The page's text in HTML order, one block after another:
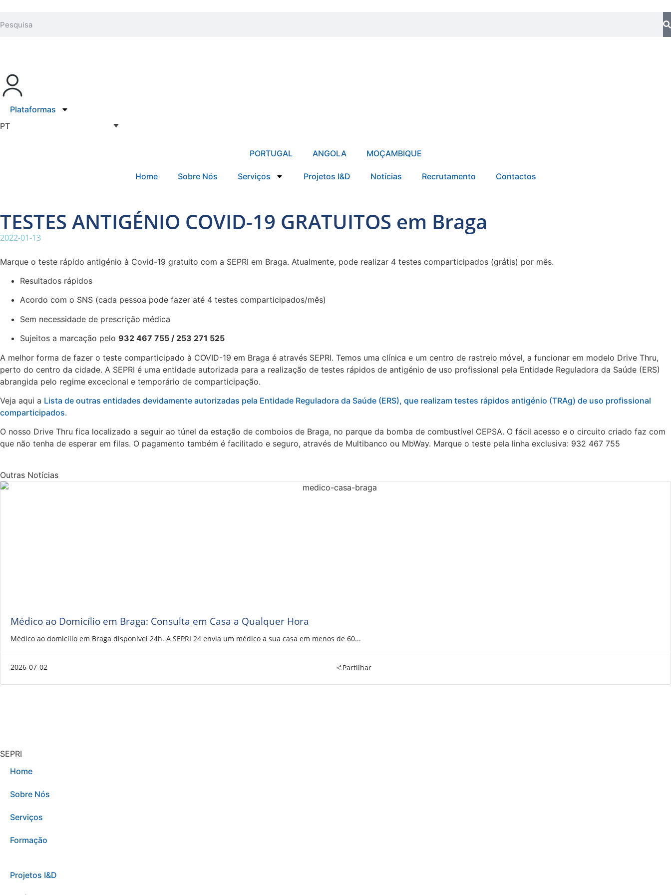
Plataformas
PT
PORTUGAL ANGOLA MOÇAMBIQUE
Home Sobre Nós Serviços Projetos I&D Notícias Recrutamento Contactos
TESTES ANTIGÉNIO COVID-19 GRATUITOS em Braga
2022-01-13
Marque o teste rápido antigénio à Covid-19 gratuito com a SEPRI em Braga. Atualmente, pode realizar 4 testes comparticipados (grátis) por mês.
Resultados rápidos
Acordo com o SNS (cada pessoa pode fazer até 4 testes comparticipados/mês)
Sem necessidade de prescrição médica
Sujeitos a marcação pelo 932 467 755 / 253 271 525
A melhor forma de fazer o teste comparticipado à COVID-19 em Braga é através SEPRI. Temos uma clínica e um centro de rastreio móvel, a funcionar em modelo Drive Thru,
perto do centro da cidade. A SEPRI é uma entidade autorizada para a realização de testes rápidos de antigénio de uso profissional pela Entidade Reguladora da Saúde (ERS)
abrangida pelo regime excecional e temporário de comparticipação.
Veja aqui a Lista de outras entidades devidamente autorizadas pela Entidade Reguladora da Saúde (ERS), que realizam testes rápidos antigénio (TRAg) de uso profissional
comparticipados.
O nosso Drive Thru fica localizado a seguir ao túnel da estação de comboios de Braga, no parque da bomba de combustível CEPSA. O fácil acesso e o circuito criado faz com
que não tenha de esperar em filas. O pagamento também é facilitado e seguro, através de Multibanco ou MbWay. Marque o teste pela linha exclusiva: 932 467 755
Outras Notícias
Médico ao Domicílio em Braga: Consulta em Casa a Qualquer Hora
Médico ao domicílio em Braga disponível 24h. A SEPRI 24 envia um médico a sua casa em menos de 60...
2026-07-02 Partilhar
SEPRI
Home
Sobre Nós
Serviços
Formação
Projetos I&D